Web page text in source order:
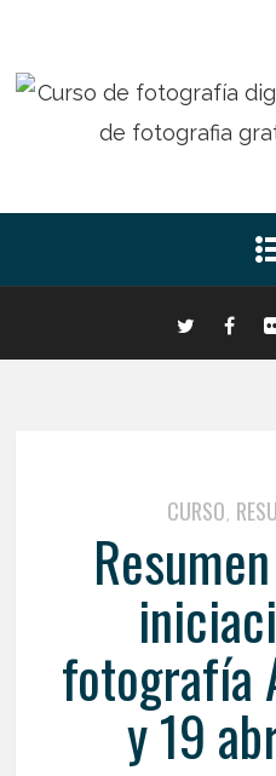
CURSO,
fotografía
y 19